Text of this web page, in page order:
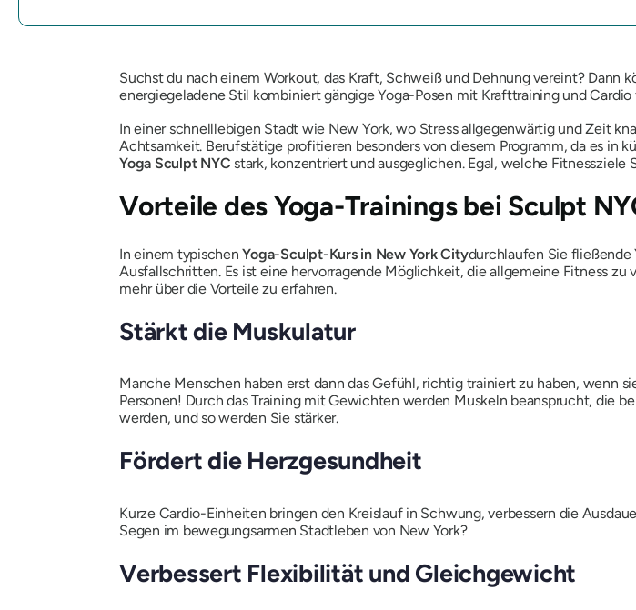
Suchst du nach einem Workout, das Kraft, Schweiß und Dehnung vereint? Dann
energiegeladene Stil kombiniert gängige Yoga-Posen mit Krafttraining und
In einer schnelllebigen Stadt wie New York, wo Stress allgegenwärtig und Zeit
Achtsamkeit. Berufstätige profitieren besonders von diesem Programm, da es in
Yoga Sculpt NYC stark, konzentriert und ausgeglichen. Egal, welche
Vorteile des Yoga-Trainings bei Sculpt
In einem typischenYoga-Sculpt-Kurs in New York Citydurchlaufen Sie
Ausfallschritten. Es ist eine hervorragende Möglichkeit, die allgemeine Fitness
mehr über die Vorteile zu erfahren.
Stärkt die Muskulatur
Manche Menschen haben erst dann das Gefühl, richtig trainiert zu haben, wenn
Personen! Durch das Training mit Gewichten werden Muskeln beansprucht, die
werden, und so werden Sie stärker.
Fördert die Herzgesundheit
Kurze Cardio-Einheiten bringen den Kreislauf in Schwung, verbessern die
Segen im bewegungsarmen Stadtleben von New York?
Verbessert Flexibilität und Gleichgewicht